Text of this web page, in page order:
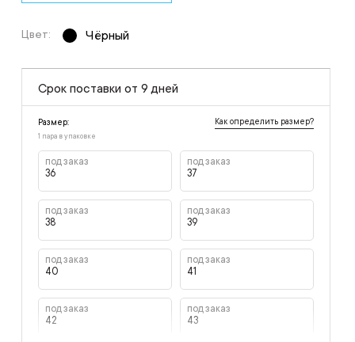
Цвет: Чёрный
Срок поставки от 9 дней
Размер: Как определить размер?
1 пара в упаковке
под заказ
36
под заказ
37
под заказ
38
под заказ
39
под заказ
40
под заказ
41
под заказ
42
под заказ
43